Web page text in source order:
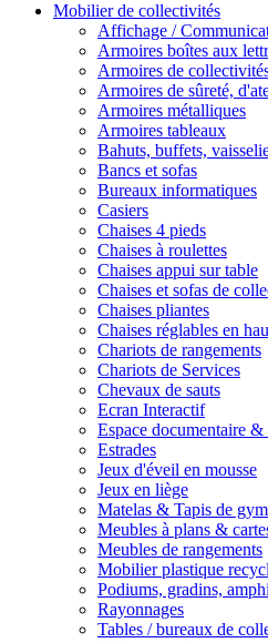
Mobilier de collectivités
Affichage /
Armoires boîtes aux
Armoires de
Armoires de sûreté,
Armoires métalliques
Armoires tableaux
Bahuts, buffets,
Bancs et sofas
Bureaux informatiques
Casiers
Chaises 4 pieds
Chaises à roulettes
Chaises appui sur table
Chaises et sofas de
Chaises pliantes
Chaises réglables en
Chariots de rangements
Chariots de Services
Chevaux de sauts
Ecran Interactif
Espace documentaire
Estrades
Jeux d'éveil en mousse
Jeux en liège
Matelas & Tapis de
Meubles à plans &
Meubles de rangements
Mobilier plastique
Podiums, gradins,
Rayonnages
Tables / bureaux de